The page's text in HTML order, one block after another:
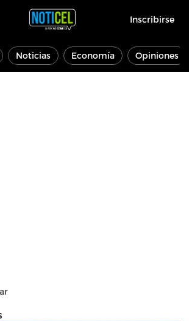
Inscribirse
Noticias Economía Opiniones